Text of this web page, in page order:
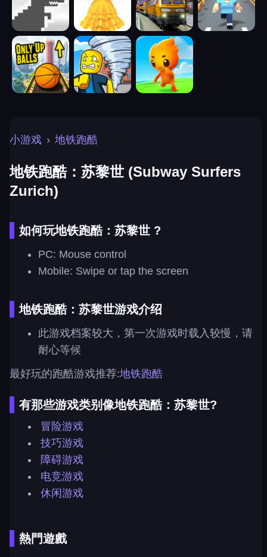
小游戏 › 地铁跑酷
地铁跑酷：苏黎世 (Subway Surfers
Zurich)
如何玩地铁跑酷：苏黎世 ?
PC: Mouse control
Mobile: Swipe or tap the screen
地铁跑酷：苏黎世游戏介绍
此游戏档案较大，第一次游戏时载入较慢，请
耐心等候
最好玩的跑酷游戏推荐:地铁跑酷
有那些游戏类别像地铁跑酷：苏黎世?
冒险游戏
技巧游戏
障碍游戏
电竞游戏
休闲游戏
熱門遊戲